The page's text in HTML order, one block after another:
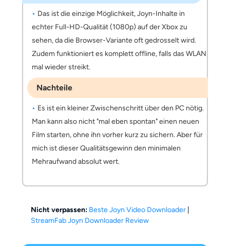
Das ist die einzige Möglichkeit, Joyn-Inhalte in
echter Full-HD-Qualität (1080p) auf der Xbox zu
sehen, da die Browser-Variante oft gedrosselt wird.
Zudem funktioniert es komplett offline, falls das WLAN
mal wieder streikt.
Nachteile
Es ist ein kleiner Zwischenschritt über den PC nötig.
Man kann also nicht "mal eben spontan" einen neuen
Film starten, ohne ihn vorher kurz zu sichern. Aber für
mich ist dieser Qualitätsgewinn den minimalen
Mehraufwand absolut wert.
Nicht verpassen: Beste Joyn Video Downloader
StreamFab Joyn Downloader Review